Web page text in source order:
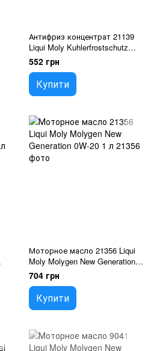
Антифриз концентрат 21139
Liqui Moly Kuhlerfrostschutz
KFS 13 1 л
552 грн
Купити
Моторное масло 21356 Liqui
Moly Molygen New Generation
0W-20 1 л
704 грн
Купити